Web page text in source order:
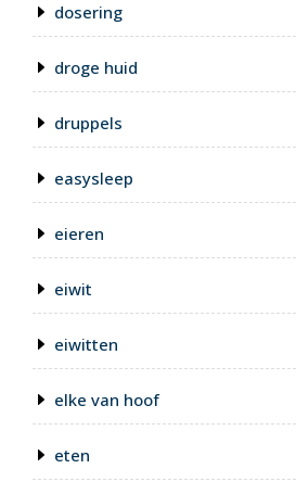
dosering
droge huid
druppels
easysleep
eieren
eiwit
eiwitten
elke van hoof
eten